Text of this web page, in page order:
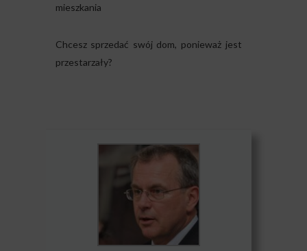
mieszkania
Chcesz sprzedać swój dom, ponieważ jest
przestarzały?